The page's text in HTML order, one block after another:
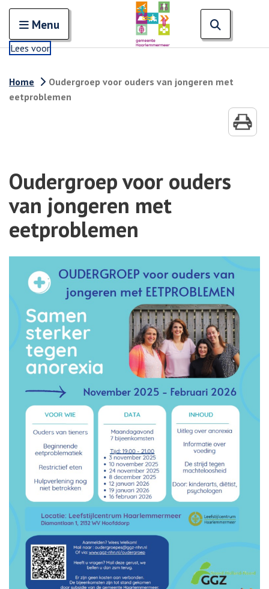
Open en sluit het
Menu
Lees voor
Home
Oudergroep voor ouders van jongeren met
eetproblemen
Oudergroep voor ouders
van jongeren met
eetproblemen